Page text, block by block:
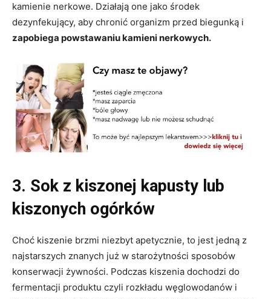
kamienie nerkowe. Działają one jako środek
dezynfekujący, aby chronić organizm przed biegunką i
zapobiega powstawaniu kamieni nerkowych.
3. Sok z kiszonej kapusty lub
kiszonych ogórków
Choć kiszenie brzmi niezbyt apetycznie, to jest jedną z
najstarszych znanych już w starożytności sposobów
konserwacji żywności. Podczas kiszenia dochodzi do
fermentacji produktu czyli rozkładu węglowodanów i